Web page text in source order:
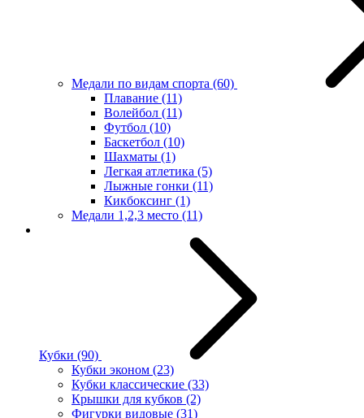
Медали по видам спорта (60)
Плавание (11)
Волейбол (11)
Футбол (10)
Баскетбол (10)
Шахматы (1)
Легкая атлетика (5)
Лыжные гонки (11)
Кикбоксинг (1)
Медали 1,2,3 место (11)
Кубки (90)
Кубки эконом (23)
Кубки классические (33)
Крышки для кубков (2)
Фигурки видовые (31)